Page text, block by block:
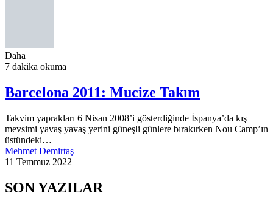
Daha
7 dakika okuma
Barcelona 2011: Mucize Takım
Takvim yaprakları 6 Nisan 2008’i gösterdiğinde İspanya’da kış
mevsimi yavaş yavaş yerini güneşli günlere bırakırken Nou Camp’ın
üstündeki…
Mehmet Demirtaş
11 Temmuz 2022
SON YAZILAR